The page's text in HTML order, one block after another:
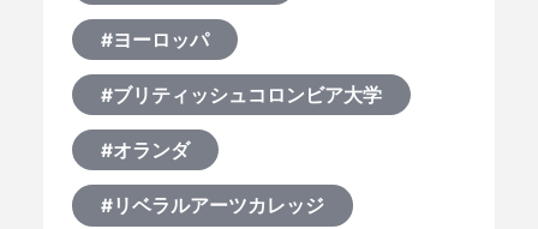
#ヨーロッパ
#ブリティッシュコロンビア大学
#オランダ
#リベラルアーツカレッジ